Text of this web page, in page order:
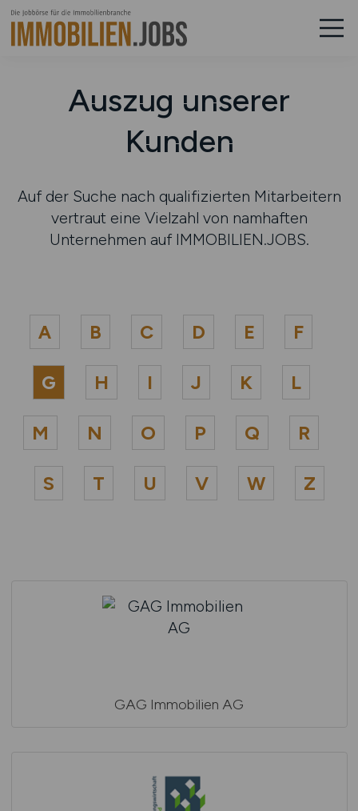
Auszug unserer
Kunden
Auf der Suche nach qualifizierten Mitarbeitern
vertraut eine Vielzahl von namhaften
Unternehmen auf IMMOBILIEN.JOBS.
A B C D E F
G H I J K L
M N O P Q R
S T U V W Z
GAG Immobilien AG